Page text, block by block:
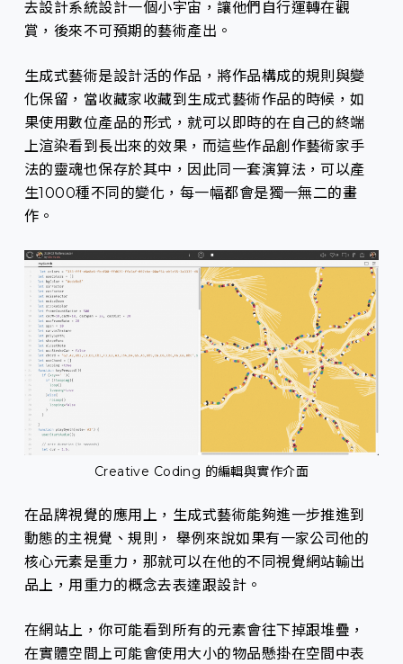
去設計系統設計一個小宇宙，讓他們自行運轉在觀
賞，後來不可預期的藝術產出。
生成式藝術是設計活的作品，將作品構成的規則與變
化保留，當收藏家收藏到生成式藝術作品的時候，如
果使用數位產品的形式，就可以即時的在自己的終端
上渲染看到長出來的效果，而這些作品創作藝術家手
法的靈魂也保存於其中，因此同一套演算法，可以產
生1000種不同的變化，每一幅都會是獨一無二的畫
作。
Creative Coding 的編輯與實作介面
在品牌視覺的應用上，生成式藝術能夠進一步推進到
動態的主視覺、規則， 舉例來說如果有一家公司他的
核心元素是重力，那就可以在他的不同視覺網站輸出
品上，用重力的概念去表達跟設計。
在網站上，你可能看到所有的元素會往下掉跟堆疊，
在實體空間上可能會使用大小的物品懸掛在空間中表